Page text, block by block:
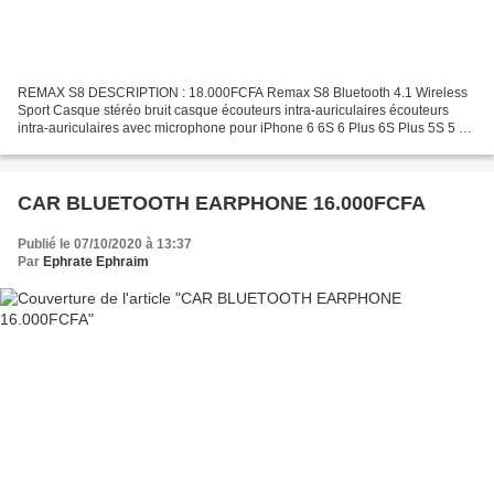
REMAX S8 DESCRIPTION : 18.000FCFA Remax S8 Bluetooth 4.1 Wireless
Sport Casque stéréo bruit casque écouteurs intra-auriculaires écouteurs
intra-auriculaires avec microphone pour iPhone 6 6S 6 Plus 6S Plus 5S 5 C
CAR BLUETOOTH EARPHONE 16.000FCFA
Publié le 07/10/2020 à 13:37
Par Ephrate Ephraim